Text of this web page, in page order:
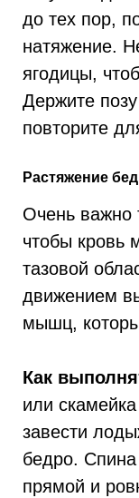
до тех пор,
натяжение.
ягодицы,
Держите
повторите
Растяжение
Очень важно
чтобы кровь
тазовой
движением
мышц,
Как
или
завести
бедро.
прямой и